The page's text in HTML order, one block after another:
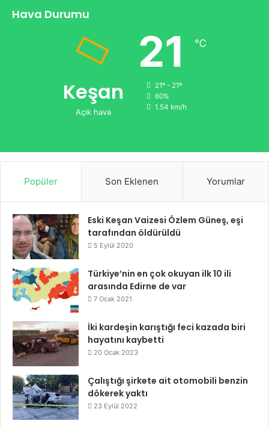
Hava Durumu
Keşan
Açık hava
21 ℃
21º - 21º
60%
1.54 km/h
Popüler Son Eklenen Yorumlar
Eski Keşan Vaizesi Özlem Güneş, eşi
tarafından öldürüldü
5 Eylül 2020
Türkiye’nin en çok okuyan ilk 10 ili
arasında Edirne de var
7 Ocak 2021
İki kardeşin karıştığı feci kazada biri
hayatını kaybetti
20 Ocak 2023
Çalıştığı şirkete ait otomobili benzin
dökerek yaktı
23 Eylül 2022